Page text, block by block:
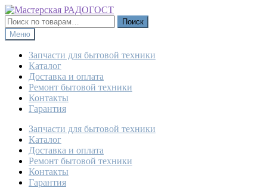
Перейти
к
навигации
Перейти
к
содержимому
Искать:
Поиск
Меню
Запчасти для бытовой техники
Каталог
Доставка и оплата
Ремонт бытовой техники
Контакты
Гарантия
Запчасти для бытовой техники
Каталог
Доставка и оплата
Ремонт бытовой техники
Контакты
Гарантия